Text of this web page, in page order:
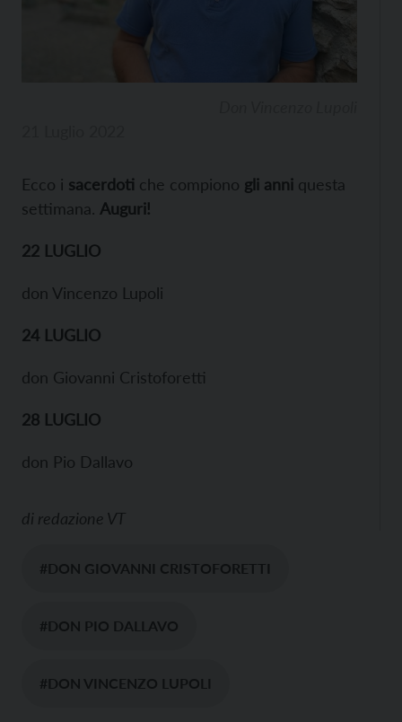
Ecco i sacerdoti che compiono gli anni questa
settimana. Auguri!
22 LUGLIO
don Vincenzo Lupoli
24 LUGLIO
don Giovanni Cristoforetti
28 LUGLIO
don Pio Dallavo
di redazione VT
#DON GIOVANNI CRISTOFORETTI
#DON PIO DALLAVO
#DON VINCENZO LUPOLI